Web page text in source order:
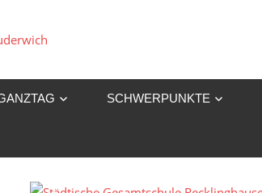
Gesamtschule
Suderwich
SCHWERPUNKTE